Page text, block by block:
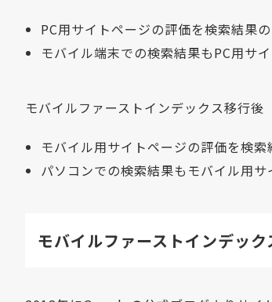
PC用サイトページの評価を検索結果
モバイル端末での検索結果もPC用サ
モバイルファーストインデックス移行後
モバイル用サイトページの評価を検
パソコンでの検索結果もモバイル用
モバイルファーストインデッ